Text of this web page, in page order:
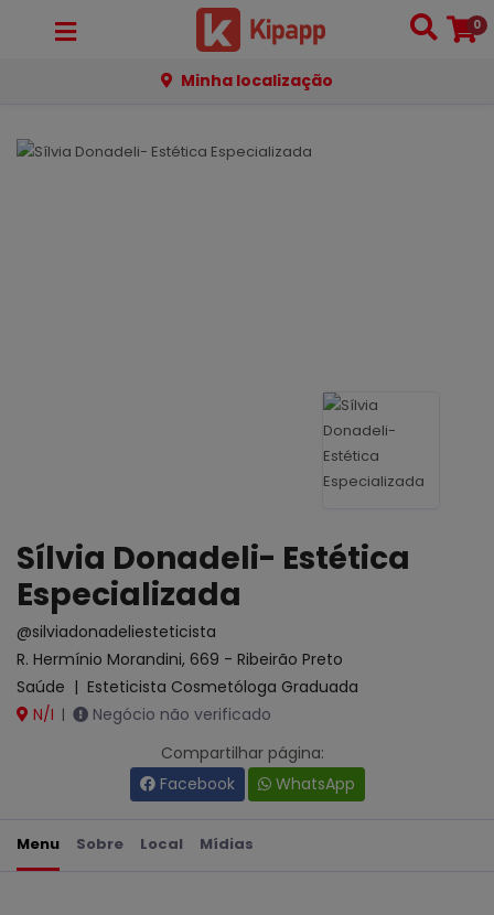
0
Minha localização
Sílvia Donadeli- Estética
Especializada
@silviadonadeliesteticista
R. Hermínio Morandini, 669 - Ribeirão Preto
Saúde | Esteticista Cosmetóloga Graduada
N/I |
Negócio não verificado
Compartilhar página:
Facebook
WhatsApp
Menu Sobre Local Mídias